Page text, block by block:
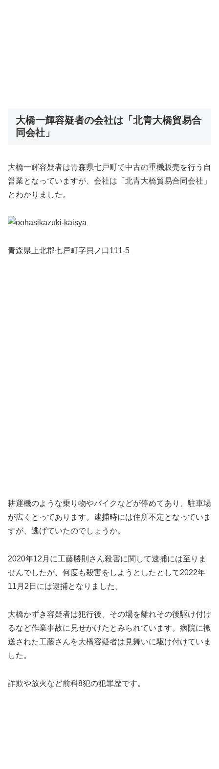
大橋一輝容疑者の会社は「北青大橋貿易合
同会社」
大橋一輝容疑者は青森県七戸町で中古の重機販売を行う自
営業となっていますが、会社は「北青大橋貿易合同会社」
とわかりました。
青森県上北郡七戸町字貝ノ口111-5
耕運機のような乗り物やバイクなどが停めてあり、駐車場
が広くとってあります。逮捕時には住所不定となっていま
すが、逃げていたのでしょうか。
2020年12月に工藤勝則さん殺害に関して逮捕には至りま
せんでしたが、何度も殺害をしようとしたとして2022年
11月2日には逮捕となりました。
大橋かずき容疑者は犯行後、その場を離れその後駆け付け
るなど作業事故に見せかけたとみられています。病院に搬
送された工藤さんを大橋容疑者は見舞いに駆け付けていま
した。
詐欺や放火など前科8犯の犯罪歴です。